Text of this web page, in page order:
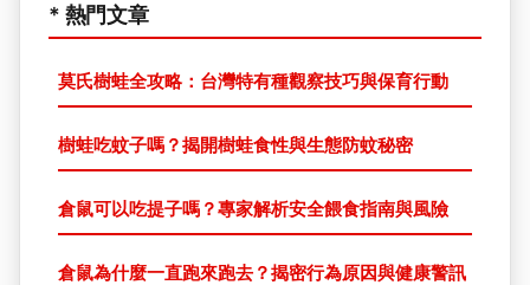
* 熱門文章
莫氏樹蛙全攻略：台灣特有種觀察技巧與保育行動
樹蛙吃蚊子嗎？揭開樹蛙食性與生態防蚊秘密
倉鼠可以吃提子嗎？專家解析安全餵食指南與風險
倉鼠為什麼一直跑來跑去？揭密行為原因與健康警訊